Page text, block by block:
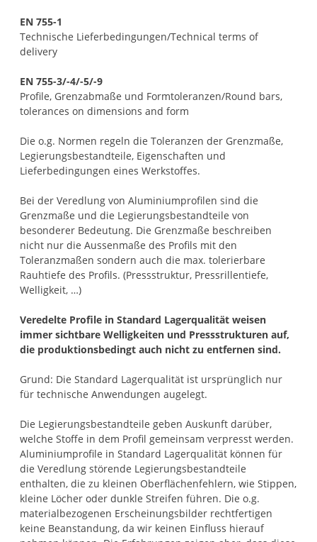
EN 755-1
Technische Lieferbedingungen/Technical terms of
delivery
EN 755-3/-4/-5/-9
Profile, Grenzabmaße und Formtoleranzen/Round bars,
tolerances on dimensions and form
Die o.g. Normen regeln die Toleranzen der Grenzmaße,
Legierungsbestandteile, Eigenschaften und
Lieferbedingungen eines Werkstoffes.
Bei der Veredlung von Aluminiumprofilen sind die
Grenzmaße und die Legierungsbestandteile von
besonderer Bedeutung. Die Grenzmaße beschreiben
nicht nur die Aussenmaße des Profils mit den
Toleranzmaßen sondern auch die max. tolerierbare
Rauhtiefe des Profils. (Pressstruktur, Pressrillentiefe,
Welligkeit, …)
Veredelte Profile in Standard Lagerqualität weisen
immer sichtbare Welligkeiten und Pressstrukturen auf,
die produktionsbedingt auch nicht zu entfernen sind.
Grund: Die Standard Lagerqualität ist ursprünglich nur
für technische Anwendungen augelegt.
Die Legierungsbestandteile geben Auskunft darüber,
welche Stoffe in dem Profil gemeinsam verpresst werden.
Aluminiumprofile in Standard Lagerqualität können für
die Veredlung störende Legierungsbestandteile
enthalten, die zu kleinen Oberflächenfehlern, wie Stippen,
kleine Löcher oder dunkle Streifen führen. Die o.g.
materialbezogenen Erscheinungsbilder rechtfertigen
keine Beanstandung, da wir keinen Einfluss hierauf